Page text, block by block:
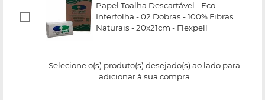
Papel Toalha Descartável - Eco -
Interfolha - 02 Dobras - 100% Fibras
Naturais - 20x21cm - Flexpell
Selecione o(s) produto(s) desejado(s) ao lado para
adicionar à sua compra